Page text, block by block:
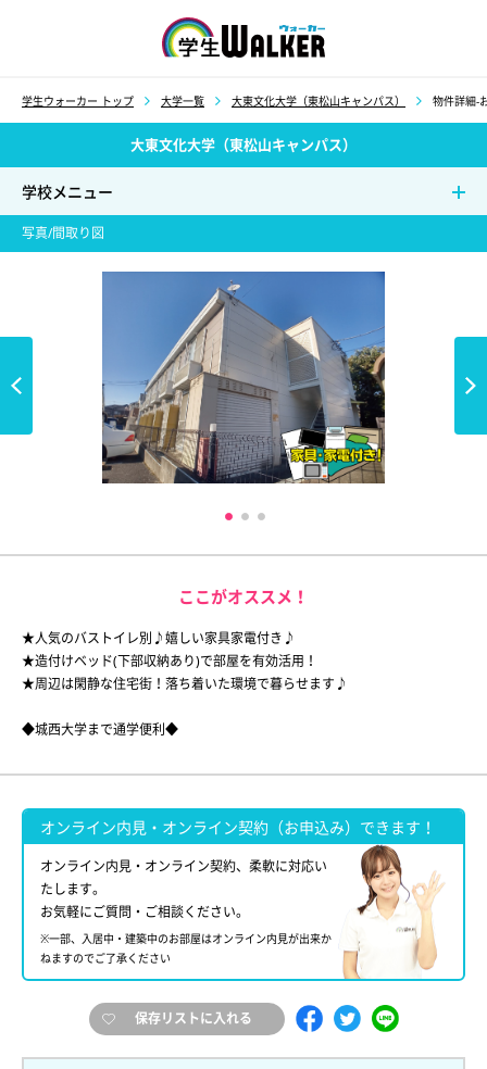
学生ウォーカー トップ 大学一覧 大東文化大学（東松山キャンパス） 物件詳細-
大東文化大学（東松山キャンパス）
学校メニュー
写真/間取り図
ここがオススメ！
★人気のバストイレ別♪嬉しい家具家電付き♪
★造付けベッド(下部収納あり)で部屋を有効活用！
★周辺は閑静な住宅街！落ち着いた環境で暮らせます♪
◆城西大学まで通学便利◆
オンライン内見・オンライン契約（お申込み）できます！
オンライン内見・オンライン契約、柔軟に対応い
たします。
お気軽にご質問・ご相談ください。
※一部、入居中・建築中のお部屋はオンライン内見が出来か
ねますのでご了承ください
保存リストに入れる